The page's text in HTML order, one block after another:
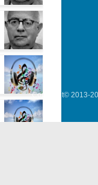
Copyright© 2013-